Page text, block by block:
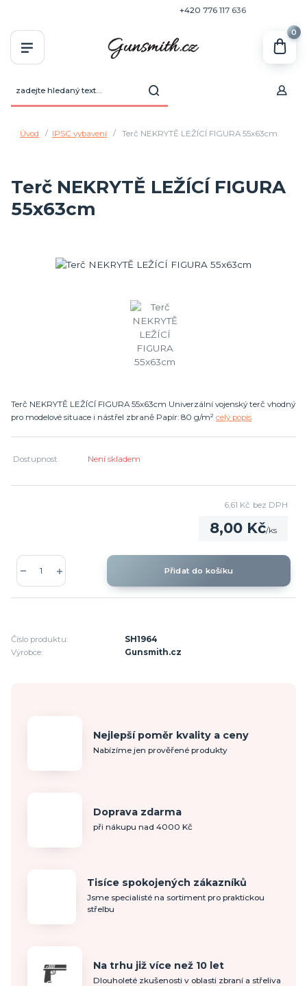
+420 776 117 636
0
Úvod IPSC vybavení Terč NEKRYTĚ LEŽÍCÍ FIGURA 55x63cm
Terč NEKRYTĚ LEŽÍCÍ FIGURA
55x63cm
Terč NEKRYTĚ LEŽÍCÍ FIGURA 55x63cm Univerzální vojenský terč vhodný
pro modelové situace i nástřel zbraně Papír: 80 g/m² celý popis
Dostupnost Není skladem
8,00 Kč/ks
6,61 Kč bez DPH
Přidat do košíku
Číslo produktu:
SH1964
Výrobce:
Gunsmith.cz
Nejlepší poměr kvality a ceny
Nabízíme jen prověřené produkty
Doprava zdarma
při nákupu nad 4000 Kč
Tisíce spokojených zákazníků
Jsme specialisté na sortiment pro praktickou
střelbu
Na trhu již více než 10 let
Dlouholeté zkušenosti v oblasti zbraní a střeliva